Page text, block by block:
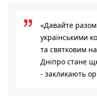
«Давайте
українськими
та святковим
Дніпро стане
- закликають